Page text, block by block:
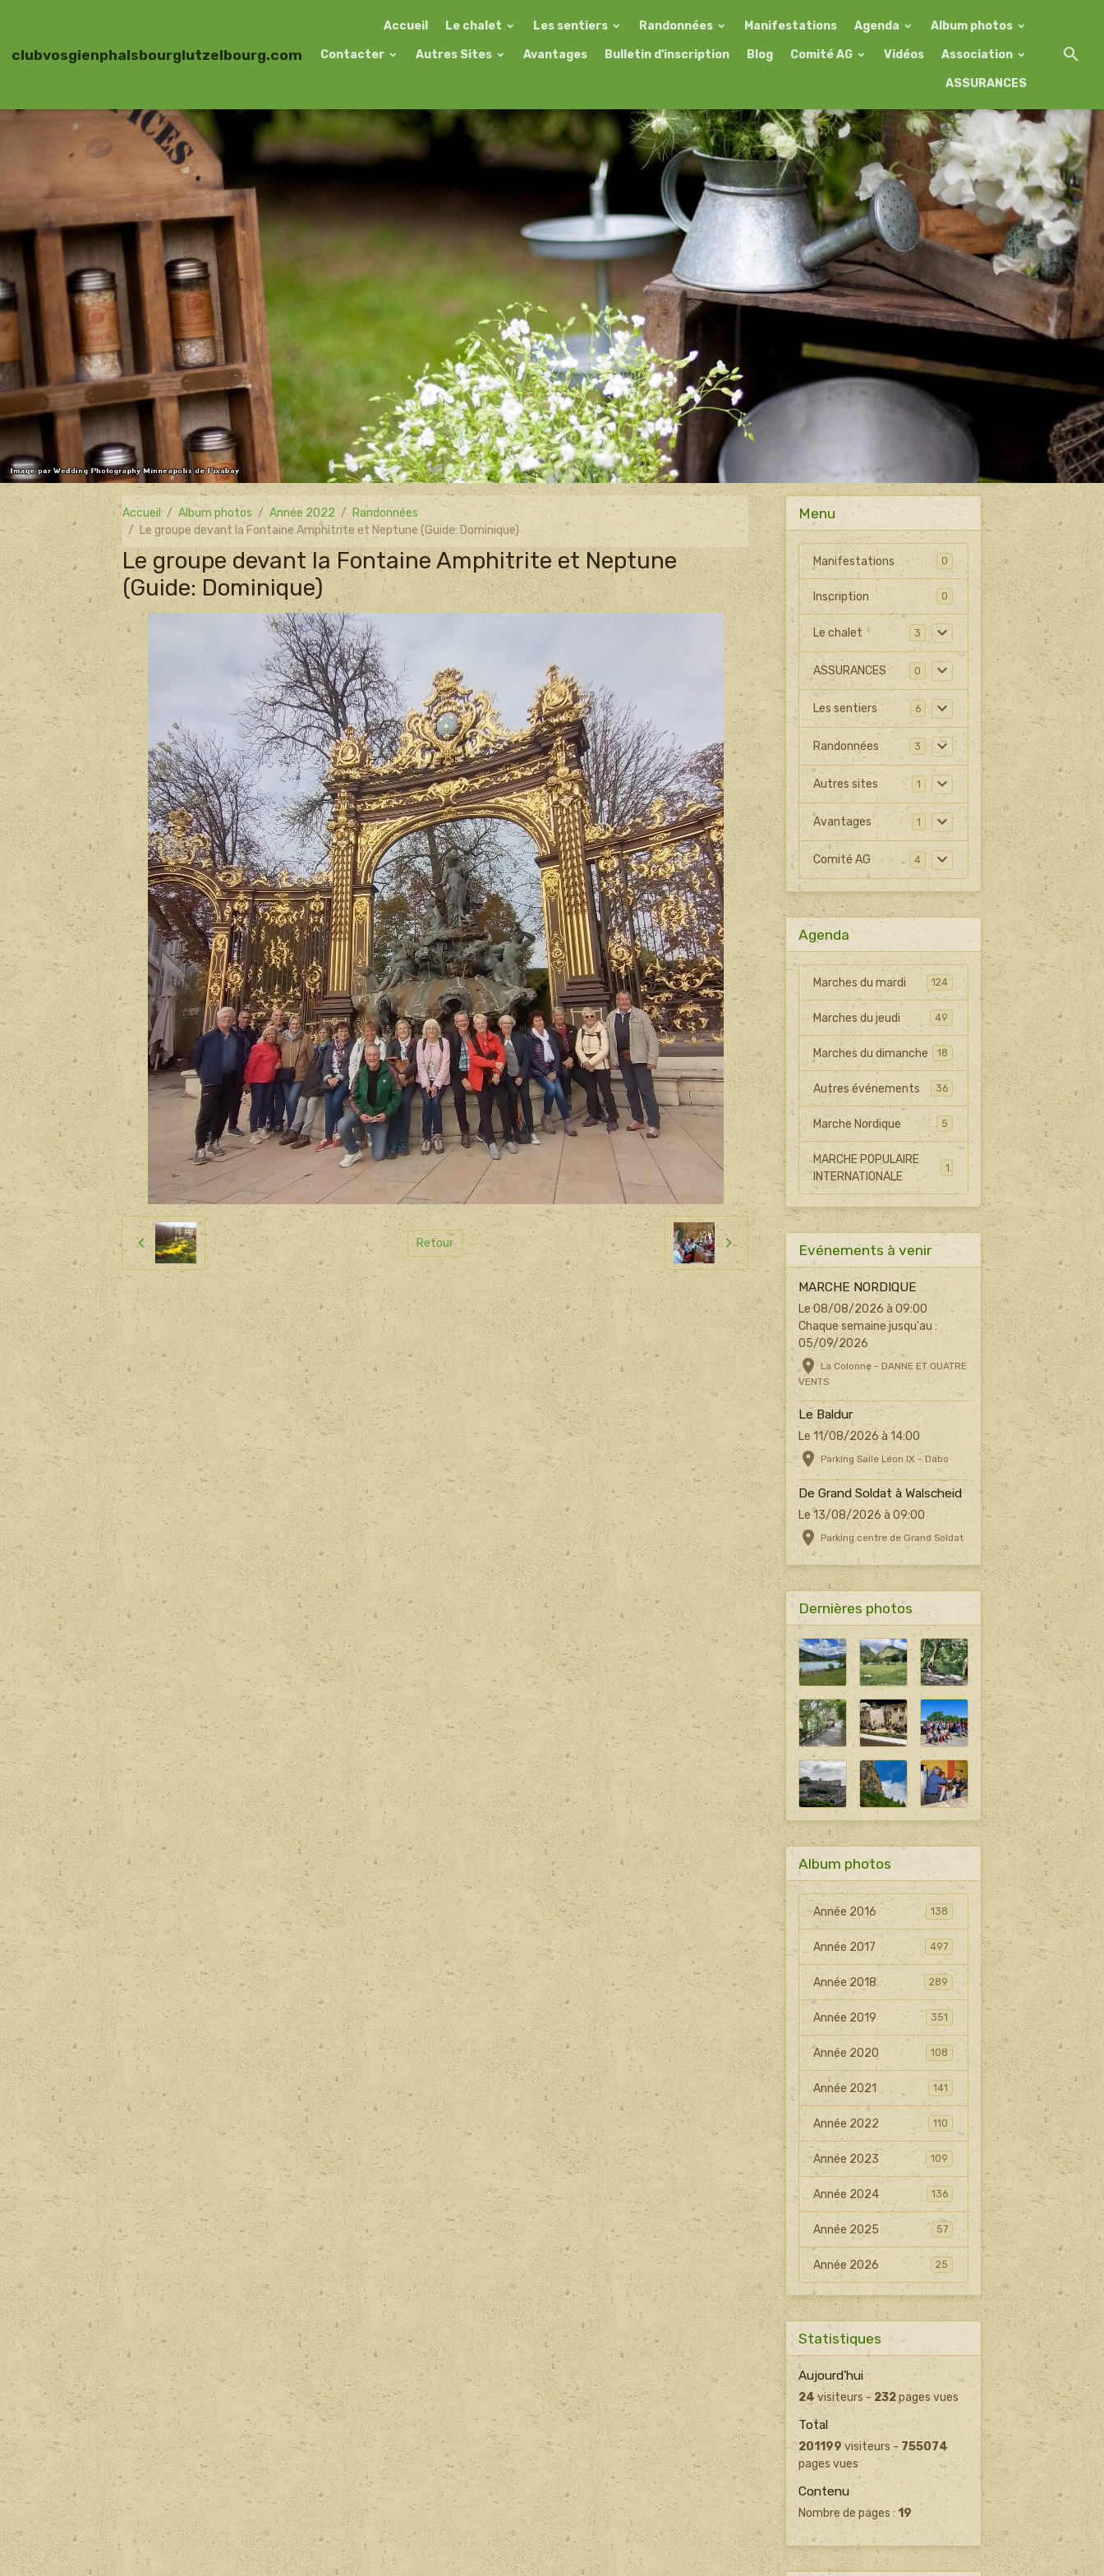
clubvosgienphalsbourglutzelbourg.com
Accueil Le chalet Les sentiers Randonnées Manifestations Agenda Album photos
Contacter Autres Sites Avantages Bulletin d'inscription Blog Comité AG Vidéos Association
ASSURANCES
Accueil Album photos Année 2022
Randonnées
Le groupe devant la Fontaine Amphitrite et Neptune (Guide: Dominique)
Le groupe devant la Fontaine Amphitrite et Neptune
(Guide: Dominique)
Retour
Menu
Manifestations 0
Inscription 0
Le chalet 3
ASSURANCES 0
Les sentiers 6
Randonnées 3
Autres sites 1
Avantages 1
Comité AG 4
Agenda
Marches du mardi 124
Marches du jeudi 49
Marches du dimanche 18
Autres événements 36
Marche Nordique 5
MARCHE POPULAIRE
INTERNATIONALE
Evénements à venir
MARCHE NORDIQUE
Le 08/08/2026 à 09:00
Chaque semaine jusqu'au :
05/09/2026
La Colonne - DANNE ET QUATRE
VENTS
Le Baldur
Le 11/08/2026 à 14:00
Parking Salle Léon IX - Dabo
De Grand Soldat à Walscheid
Le 13/08/2026 à 09:00
Parking centre de Grand Soldat
Dernières photos
Album photos
Année 2016 138
Année 2017 497
Année 2018 289
Année 2019 351
Année 2020 108
Année 2021 141
Année 2022 110
Année 2023 109
Année 2024 136
Année 2025 57
Année 2026 25
Statistiques
Aujourd'hui
24 visiteurs -232pages vues
Total
201199visiteurs - 755074
pages vues
Contenu
Nombre de pages : 19